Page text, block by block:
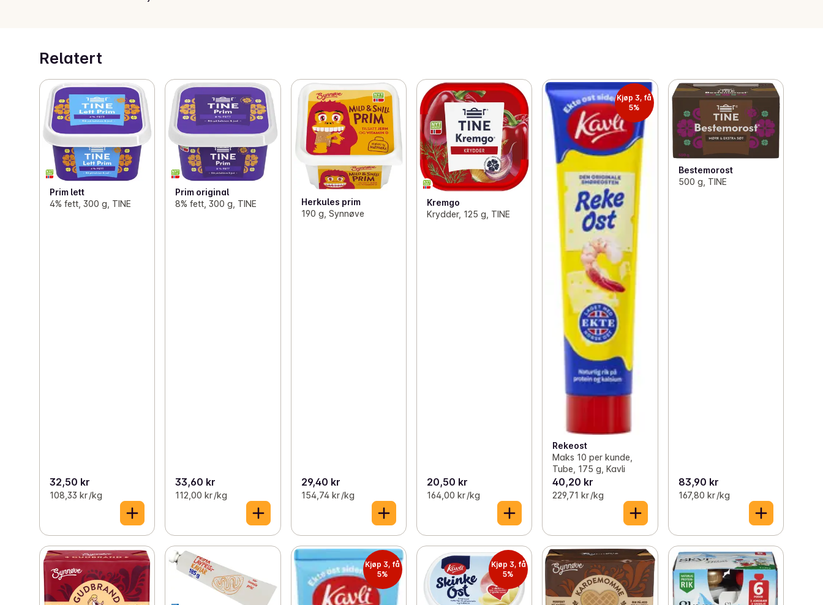
Relatert
Prim lett
4% fett, 300 g, TINE
32,50 kr
108,33 kr /kg
Prim original
8% fett, 300 g, TINE
33,60 kr
112,00 kr /kg
Herkules prim
190 g, Synnøve
29,40 kr
154,74 kr /kg
Kremgo
Krydder, 125 g, TINE
20,50 kr
164,00 kr /kg
Kjøp 3, få
5%
Rekeost
Maks 10 per kunde,
Tube, 175 g, Kavli
40,20 kr
229,71 kr /kg
Bestemorost
500 g, TINE
83,90 kr
167,80 kr /kg
Kjøp 3, få
5%
Kjøp 3, få
5%